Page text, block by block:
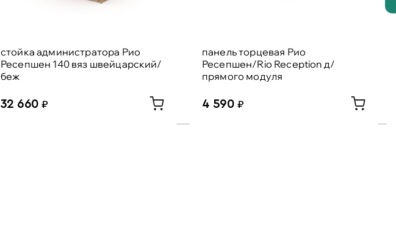
стойка администратора Рио
Ресепшен 140 вяз швейцарский/
беж
32 660
панель торцевая Рио
Ресепшен/Rio Reception д/
прямого модуля
4 590